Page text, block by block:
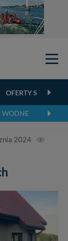
OFERTY
WODNE
2024